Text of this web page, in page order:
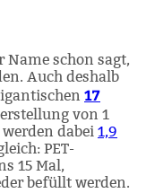
Name schon sagt,
Auch deshalb
17
von 1
dabei 1,9
PET-
15 Mal,
befüllt werden.